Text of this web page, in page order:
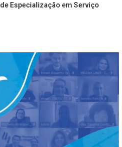
Especialização em Serviço